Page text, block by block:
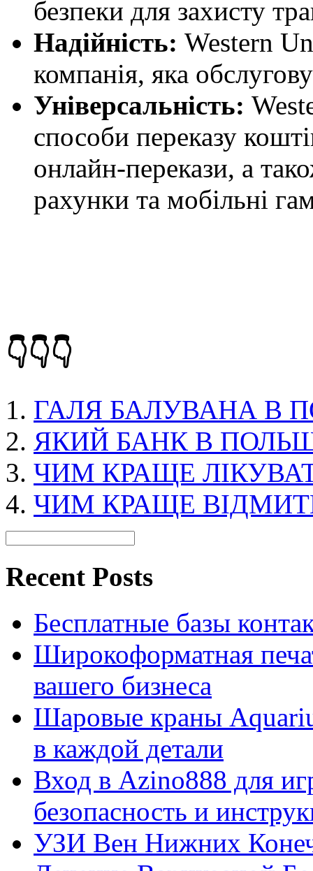
безпеки для захисту
Надійність: Western
компанія, яка
Універсальність:
способи переказу
онлайн-перекази, а
рахунки та мобільні
👇👇👇
ГАЛЯ БАЛУВАНА В
ЯКИЙ БАНК В
ЧИМ КРАЩЕ
ЧИМ КРАЩЕ
Recent Posts
Бесплатные базы
Широкоформатная
вашего бизнеса
Шаровые краны
в каждой детали
Вход в Azino888 для
безопасность и
УЗИ Вен Нижних